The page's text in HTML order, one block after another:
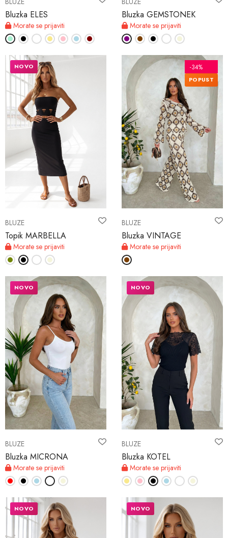
Bluzka ELES
Morate se prijaviti
Bluzka GEMSTONEK
Morate se prijaviti
BLUZE
Topik MARBELLA
Morate se prijaviti
NOVO
BLUZE
Bluzka VINTAGE
Morate se prijaviti
-34%
POPUST
BLUZE
Bluzka MICRONA
Morate se prijaviti
NOVO
BLUZE
Bluzka KOTEL
Morate se prijaviti
NOVO
NOVO NOVO